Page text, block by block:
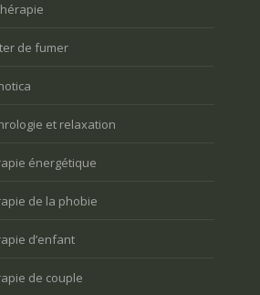
de fumer
et relaxation
énergétique
de la phobie
d’enfant
de couple